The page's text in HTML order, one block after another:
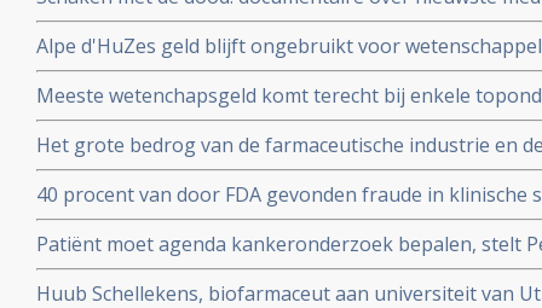
personalised medicine in het AvL - Anthonie van
Alpe d'HuZes geld blijft ongebruikt voor
Veenendaal gerehabiliteerd door Medialogica en
Meeste wetenchapsgeld komt terecht bij enkele
over meer dan 60 procent van al het geld voor vrij
Het grote bedrog van de farmaceutische industrie en
blootgelegd door de Correspondent in mooi stuk
40 procent van door FDA gevonden fraude in
en vermeld in uiteindelijke medicijnvoorschriften.
Patiënt moet agenda kankeronderzoek bepalen, stelt
column
Huub Schellekens, biofarmaceut aan universiteit van